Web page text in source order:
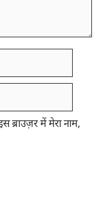
ब्राउज़र में मेरा नाम,